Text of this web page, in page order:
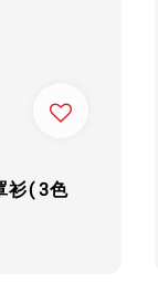
衫(3色